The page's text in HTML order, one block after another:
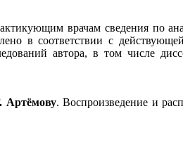
врачам сведения по
в соответствии с
автора, в том числе
Артёмову. Воспроизведение и